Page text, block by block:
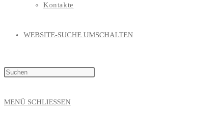
Kontakte
WEBSITE-SUCHE UMSCHALTEN
MENÜ SCHLIESSEN